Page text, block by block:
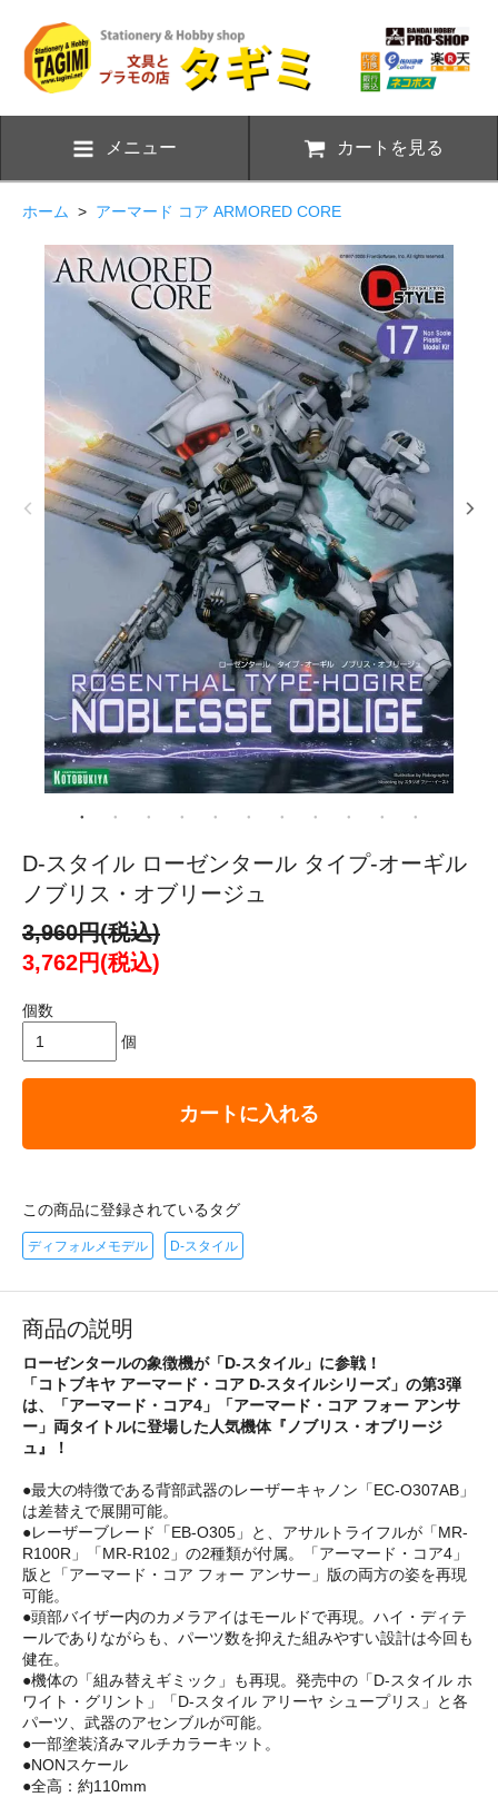
メニュー カートを見る
ホーム > アーマード コア ARMORED CORE
D-スタイル ローゼンタール タイプ-オーギル
ノブリス・オブリージュ
3,960円(税込)
3,762円(税込)
個数
個
カートに入れる
この商品に登録されているタグ
ディフォルメモデル D-スタイル
商品の説明
ローゼンタールの象徴機が「D-スタイル」に参戦！
「コトブキヤ アーマード・コア D-スタイルシリーズ」の第3弾
は、「アーマード・コア4」「アーマード・コア フォー アンサ
ー」両タイトルに登場した人気機体『ノブリス・オブリージ
ュ』！
●最大の特徴である背部武器のレーザーキャノン「EC-O307AB」
は差替えで展開可能。
●レーザーブレード「EB-O305」と、アサルトライフルが「MR-
R100R」「MR-R102」の2種類が付属。「アーマード・コア4」
版と「アーマード・コア フォー アンサー」版の両方の姿を再現
可能。
●頭部バイザー内のカメラアイはモールドで再現。ハイ・ディテ
ールでありながらも、パーツ数を抑えた組みやすい設計は今回も
健在。
●機体の「組み替えギミック」も再現。発売中の「D-スタイル ホ
ワイト・グリント」「D-スタイル アリーヤ シュープリス」と各
パーツ、武器のアセンブルが可能。
●一部塗装済みマルチカラーキット。
●NONスケール
●全高：約110mm